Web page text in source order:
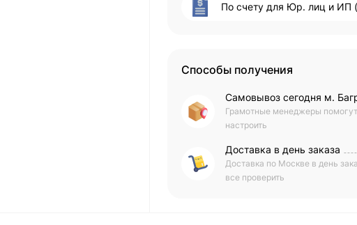
По счету для Юр. лиц и ИП
Способы получения
Самовывоз сегодня м.
Грамотные менеджеры
настроить
Доставка в день заказа
Доставка по Москве в день
все проверить